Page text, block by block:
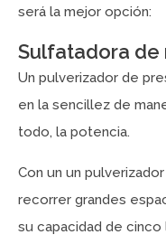
será la mejor opción:
Sulfatadora de
Un pulverizador de
en la sencillez de
todo, la potencia.
Con un un
recorrer grandes
su capacidad de